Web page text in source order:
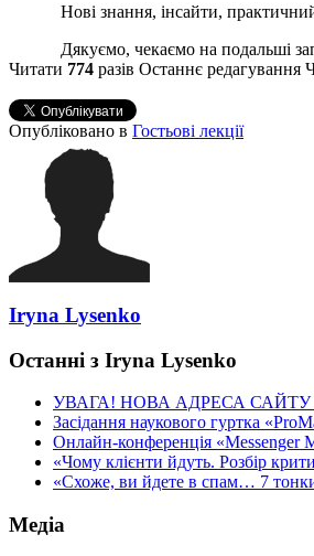
Нові знання, інсайти,
Дякуємо, чекаємо на подальші
Читати 774 разів Останнє редагування
Опубліковано в Гостьові лекції
Iryna Lysenko
Останні з Iryna Lysenko
УВАГА! НОВА АДРЕСА
Засідання наукового гуртка
Онлайн-конференція «Messenger
«Чому клієнти йдуть. Розбір
«Схоже, ви йдете в спам… 7
Медіа